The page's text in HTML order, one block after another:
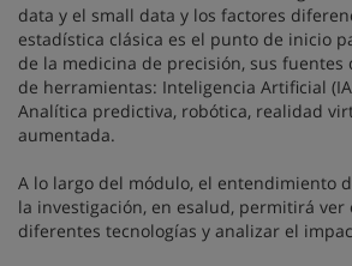
data y el small data y los factores
estadística clásica es el punto de inicio
de la medicina de precisión, sus fuentes
de herramientas: Inteligencia Artificial
Analítica predictiva, robótica, realidad
aumentada.
A lo largo del módulo, el entendimiento
la investigación, en esalud, permitirá ver
diferentes tecnologías y analizar el